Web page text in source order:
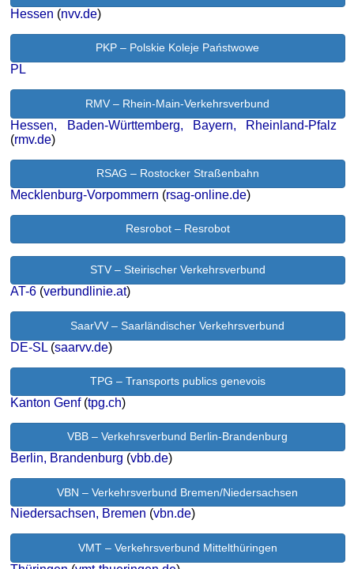
Hessen (nvv.de)
PKP – Polskie Koleje Państwowe
PL
RMV – Rhein-Main-Verkehrsverbund
Hessen, Baden-Württemberg, Bayern, Rheinland-Pfalz
(rmv.de)
RSAG – Rostocker Straßenbahn
Mecklenburg-Vorpommern (rsag-online.de)
Resrobot – Resrobot
STV – Steirischer Verkehrsverbund
AT-6 (verbundlinie.at)
SaarVV – Saarländischer Verkehrsverbund
DE-SL (saarvv.de)
TPG – Transports publics genevois
Kanton Genf(tpg.ch)
VBB – Verkehrsverbund Berlin-Brandenburg
Berlin, Brandenburg (vbb.de)
VBN – Verkehrsverbund Bremen/Niedersachsen
Niedersachsen, Bremen (vbn.de)
VMT – Verkehrsverbund Mittelthüringen